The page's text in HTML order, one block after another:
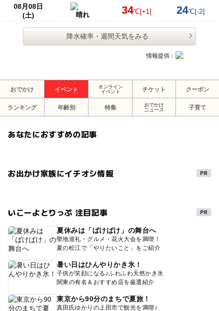
08月08日
(土)
晴れ 34℃[+1] 24℃[-2]
降水確率・週間天気をみる
情報提供：
おでかけ イベント
オンライン
イベント
チケット クーポン
ランキング 年齢別 特集
おでかけ
ニュース
子育て
あなたにおすすめの記事
お出かけ家族にイチオシ情報
いこーよとりっぷ 注目記事
夏休みは「ばけばけ」の舞台へ
聖地巡礼・グルメ・花火大会を満喫！
夏の松江で「やりたいこと」をご紹介
暑い日はひんやりかき氷！
子供が笑顔になる♪ふわふわ天然かき氷
関東の有名＆おすすめ店を厳選紹介
東京から90分のまちで夏旅！
真田氏ゆかりの上田市で観光を満喫♪